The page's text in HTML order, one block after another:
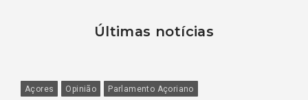
Últimas notícias
Açores Opinião Parlamento Açoriano